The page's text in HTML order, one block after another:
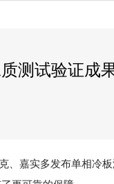
测试验证成
、嘉实多发布单相冷